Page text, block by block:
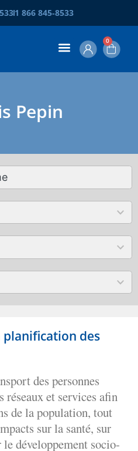
1 866 845‑8533
0
Pepin
planification des
des personnes
réseaux et services afin
de la population, tout
sur la santé, sur
développement socio-